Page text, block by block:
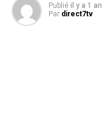
Publié il y a 1 an
Par direct7tv